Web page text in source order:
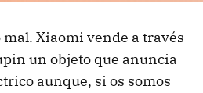
Xiaomi vende a través
un objeto que anuncia
aunque, si os somos